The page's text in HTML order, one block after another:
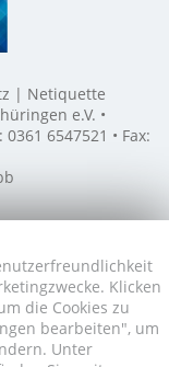
Klicken
die Cookies zu
bearbeiten", um
Unter
Netiquette
e.V. •
6547521 • Fax: